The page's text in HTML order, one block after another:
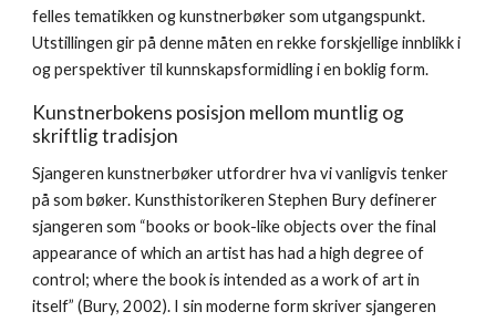
felles tematikken og kunstnerbøker som utgangspunkt.
Utstillingen gir på denne måten en rekke forskjellige innblikk i
og perspektiver til kunnskapsformidling i en boklig form.
Kunstnerbokens posisjon mellom muntlig og
skriftlig tradisjon
Sjangeren kunstnerbøker utfordrer hva vi vanligvis tenker
på som bøker. Kunsthistorikeren Stephen Bury definerer
sjangeren som “books or book-like objects over the final
appearance of which an artist has had a high degree of
control; where the book is intended as a work of art in
itself” (Bury, 2002). I sin moderne form skriver sjangeren